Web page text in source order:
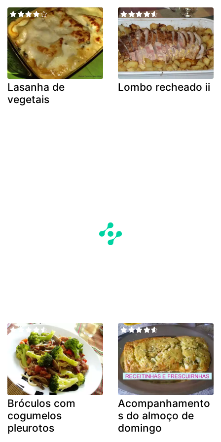
Lasanha de
vegetais
Lombo recheado ii
Bróculos com
cogumelos
pleurotos
Acompanhamento
s do almoço de
domingo